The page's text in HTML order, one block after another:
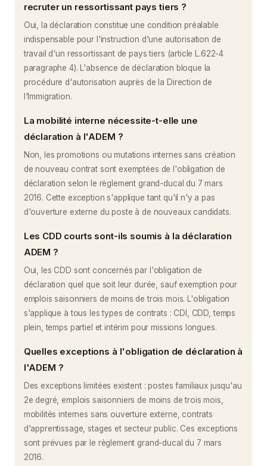
recruter un ressortissant pays tiers ?
Oui, la déclaration constitue une condition préalable
indispensable pour l'instruction d'une autorisation de
travail d'un ressortissant de pays tiers (article L.622-4
paragraphe 4). L'absence de déclaration bloque la
procédure d'autorisation auprès de la Direction de
l'Immigration.
La mobilité interne nécessite-t-elle une
déclaration à l'ADEM ?
Non, les promotions ou mutations internes sans création
de nouveau contrat sont exemptées de l'obligation de
déclaration selon le règlement grand-ducal du 7 mars
2016. Cette exception s'applique tant qu'il n'y a pas
d'ouverture externe du poste à de nouveaux candidats.
Les CDD courts sont-ils soumis à la déclaration
ADEM ?
Oui, les CDD sont concernés par l'obligation de
déclaration quel que soit leur durée, sauf exemption pour
emplois saisonniers de moins de trois mois. L'obligation
s'applique à tous les types de contrats : CDI, CDD, temps
plein, temps partiel et intérim pour missions longues.
Quelles exceptions à l'obligation de déclaration à
l'ADEM ?
Des exceptions limitées existent : postes familiaux jusqu'au
2e degré, emplois saisonniers de moins de trois mois,
mobilités internes sans ouverture externe, contrats
d'apprentissage, stages et secteur public. Ces exceptions
sont prévues par le règlement grand-ducal du 7 mars
2016.